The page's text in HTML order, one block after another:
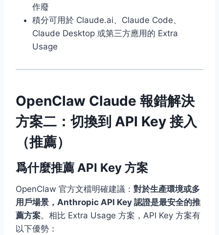
作廢
積分可用於 Claude.ai、Claude Code、
Claude Desktop 或第三方應用的 Extra
Usage
OpenClaw Claude 報錯解決
方案二：切換到 API Key 接入
（推薦）
爲什麼推薦 API Key 方案
OpenClaw 官方文檔明確建議： 對於生產環境或多
用戶場景，Anthropic API Key 認證是最安全的推
薦方案。相比 Extra Usage 方案，API Key 方案有
以下優勢：